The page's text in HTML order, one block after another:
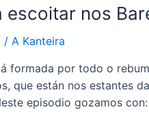
escoitar nos
/ A Kanteira
formada por todo o
que están nos estantes
episodio gozamos con: